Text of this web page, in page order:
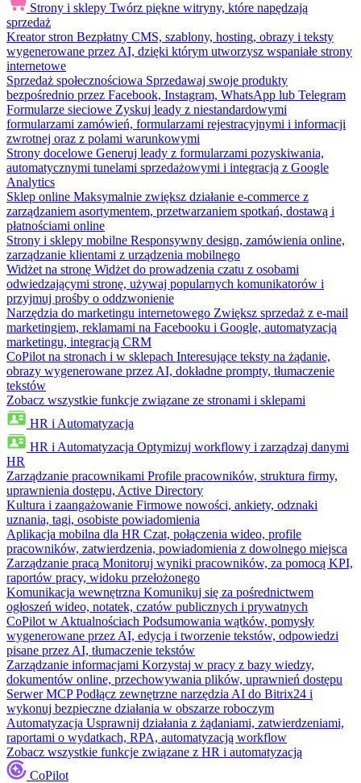
Strony i sklepy Twórz piękne witryny, które napędzają
sprzedaż
Kreator stron Bezpłatny CMS, szablony, hosting, obrazy i teksty
wygenerowane przez AI, dzięki którym utworzysz wspaniałe strony
internetowe
Sprzedaż społecznościowa Sprzedawaj swoje produkty
bezpośrednio przez Facebook, Instagram, WhatsApp lub Telegram
Formularze sieciowe Zyskuj leady z niestandardowymi
formularzami zamówień, formularzami rejestracyjnymi i informacji
zwrotnej oraz z polami warunkowymi
Strony docelowe Generuj leady z formularzami pozyskiwania,
automatycznymi tunelami sprzedażowymi i integracją z Google
Analytics
Sklep online Maksymalnie zwiększ działanie e-commerce z
zarządzaniem asortymentem, przetwarzaniem spotkań, dostawą i
płatnościami online
Strony i sklepy mobilne Responsywny design, zamówienia online,
zarządzanie klientami z urządzenia mobilnego
Widżet na stronę Widżet do prowadzenia czatu z osobami
odwiedzającymi stronę, używaj popularnych komunikatorów i
przyjmuj prośby o oddzwonienie
Narzędzia do marketingu internetowego Zwiększ sprzedaż z e-mail
marketingiem, reklamami na Facebooku i Google, automatyzacją
marketingu, integracją CRM
CoPilot na stronach i w sklepach Interesujące teksty na żądanie,
obrazy wygenerowane przez AI, dokładne prompty, tłumaczenie
tekstów
Zobacz wszystkie funkcje związane ze stronami i sklepami
HR i Automatyzacja
HR i Automatyzacja Optymizuj workflowy i zarządzaj danymi
HR
Zarządzanie pracownikami Profile pracowników, struktura firmy,
uprawnienia dostępu, Active Directory
Kultura i zaangażowanie Firmowe nowości, ankiety, odznaki
uznania, tagi, osobiste powiadomienia
Aplikacja mobilna dla HR Czat, połączenia wideo, profile
pracowników, zatwierdzenia, powiadomienia z dowolnego miejsca
Zarządzanie pracą Monitoruj wyniki pracowników, za pomocą KPI,
raportów pracy, widoku przełożonego
Komunikacja wewnętrzna Komunikuj się za pośrednictwem
ogłoszeń wideo, notatek, czatów publicznych i prywatnych
CoPilot w Aktualnościach Podsumowania wątków, pomysły
wygenerowane przez AI, edycja i tworzenie tekstów, odpowiedzi
pisane przez AI, tłumaczenie tekstów
Zarządzanie informacjami Korzystaj w pracy z bazy wiedzy,
dokumentów online, przechowywania plików, uprawnień dostępu
Serwer MCP Podłącz zewnętrzne narzędzia AI do Bitrix24 i
wykonuj bezpieczne działania w obszarze roboczym
Automatyzacja Usprawnij działania z żądaniami, zatwierdzeniami,
raportami o wydatkach, RPA, automatyzacją workflow
Zobacz wszystkie funkcje związane z HR i automatyzacją
CoPilot